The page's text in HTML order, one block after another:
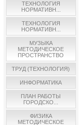
ТЕХНОЛОГИЯ
НОРМАТИВН...
ТЕХНОЛОГИЯ
НОРМАТИВН...
МУЗЫКА
МЕТОДИЧЕСКОЕ
ПРОСТРАНСТВО
ТРУД (ТЕХНОЛОГИЯ)
ИНФОРМАТИКА
ПЛАН РАБОТЫ
ГОРОДСКО...
ФИЗИКА
МЕТОДИЧЕСКОЕ